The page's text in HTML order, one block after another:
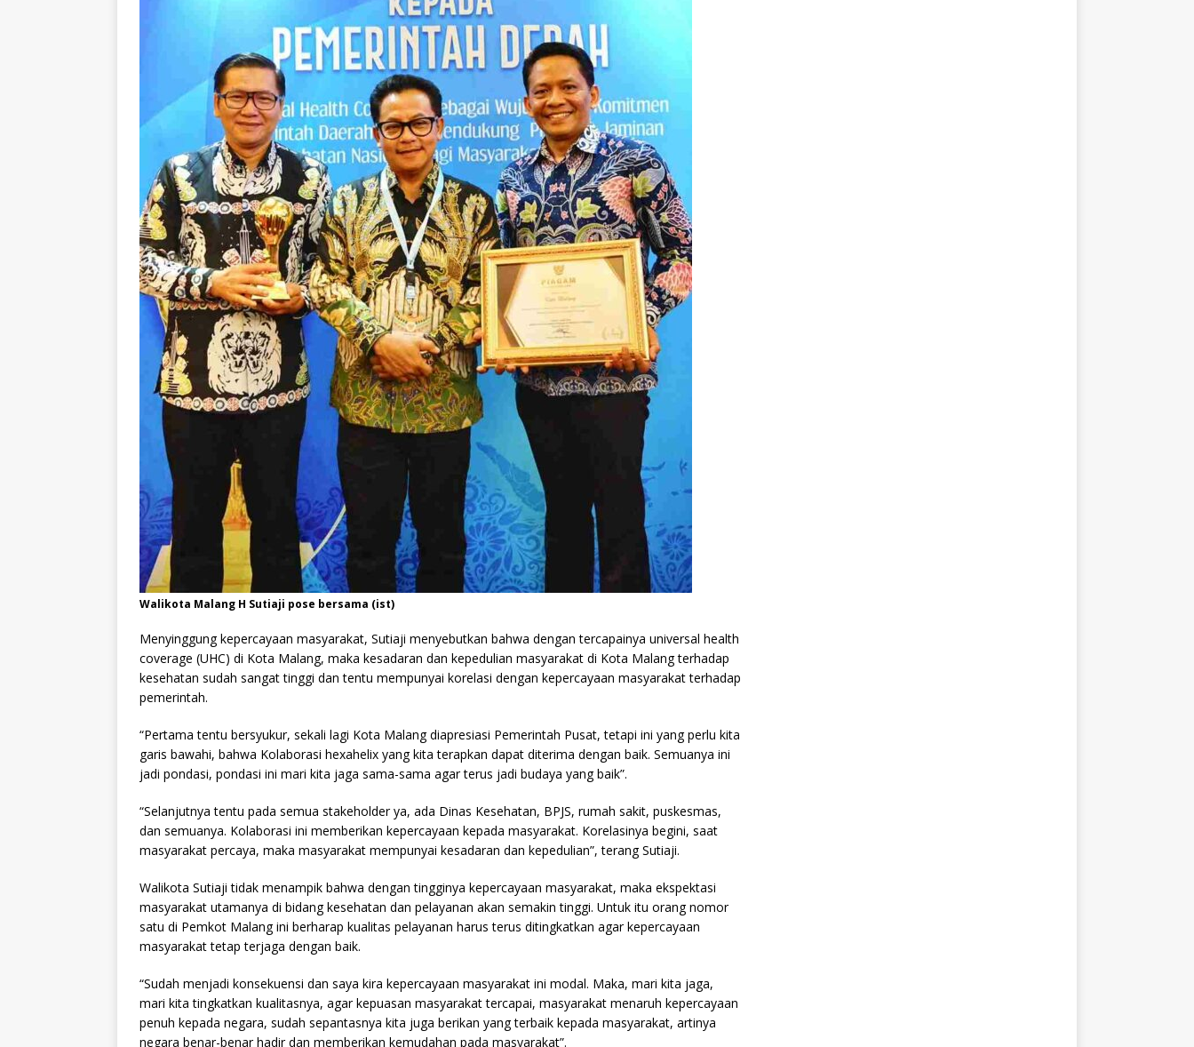
Walikota Malang H Sutiaji pose bersama (ist)
Menyinggung kepercayaan masyarakat, Sutiaji menyebutkan bahwa dengan tercapainya universal health
coverage (UHC) di Kota Malang, maka kesadaran dan kepedulian masyarakat di Kota Malang terhadap
kesehatan sudah sangat tinggi dan tentu mempunyai korelasi dengan kepercayaan masyarakat terhadap
pemerintah.
“Pertama tentu bersyukur, sekali lagi Kota Malang diapresiasi Pemerintah Pusat, tetapi ini yang perlu kita
garis bawahi, bahwa Kolaborasi hexahelix yang kita terapkan dapat diterima dengan baik. Semuanya ini
jadi pondasi, pondasi ini mari kita jaga sama-sama agar terus jadi budaya yang baik”.
“Selanjutnya tentu pada semua stakeholder ya, ada Dinas Kesehatan, BPJS, rumah sakit, puskesmas,
dan semuanya. Kolaborasi ini memberikan kepercayaan kepada masyarakat. Korelasinya begini, saat
masyarakat percaya, maka masyarakat mempunyai kesadaran dan kepedulian”, terang Sutiaji.
Walikota Sutiaji tidak menampik bahwa dengan tingginya kepercayaan masyarakat, maka ekspektasi
masyarakat utamanya di bidang kesehatan dan pelayanan akan semakin tinggi. Untuk itu orang nomor
satu di Pemkot Malang ini berharap kualitas pelayanan harus terus ditingkatkan agar kepercayaan
masyarakat tetap terjaga dengan baik.
“Sudah menjadi konsekuensi dan saya kira kepercayaan masyarakat ini modal. Maka, mari kita jaga,
mari kita tingkatkan kualitasnya, agar kepuasan masyarakat tercapai, masyarakat menaruh kepercayaan
penuh kepada negara, sudah sepantasnya kita juga berikan yang terbaik kepada masyarakat, artinya
negara benar-benar hadir dan memberikan kemudahan pada masyarakat”.